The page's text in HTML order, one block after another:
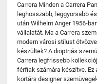
Carrera Minden a Carrera
leghosszabb, leggyorsabb
után Wilhelm Anger 1956-
vállalatát. Ma a Carrera
modern városi stílust
készültek? A dioptriás
Carrera legfrissebb
férfiak számára készítve.
kortárs designer